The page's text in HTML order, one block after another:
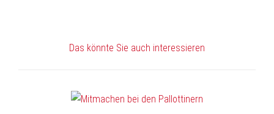
Das könnte Sie auch interessieren